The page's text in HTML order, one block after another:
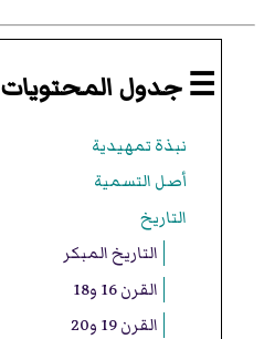
☰ جدول المحتويات
نبذة تمهيدية
أصل التسمية
التاريخ
التاريخ المبكر
القرن 16 و18
القرن 19 و20